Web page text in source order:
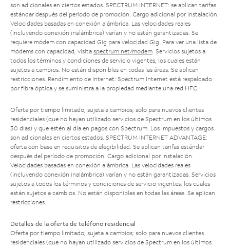
son adicionales en ciertos estados. SPECTRUM INTERNET: se aplican tarifas
estándar después del período de promoción. Cargo adicional por instalación.
Velocidades basadas en conexión alámbrica. Las velocidades reales
(incluyendo conexión inalámbrica) varían y no están garantizadas. Se
requiere módem con capacidad Gig para velocidad Gig. Para ver una lista de
módems con capacidad, visita spectrum.net/modem . Servicios sujetos a
todos los términos y condiciones de servicio vigentes, los cuales están
sujetos a cambios. No están disponibles en todas las áreas. Se aplican
restricciones. Rendimiento de Internet: Spectrum Internet está respaldado
por fibra óptica y se suministra a la propiedad mediante una red HFC.
Oferta por tiempo limitado; sujeta a cambios; solo para nuevos clientes
residenciales (que no hayan utilizado servicios de Spectrum en los últimos
30 días) y que estén al día en pagos con Spectrum. Los impuestos y cargos
son adicionales en ciertos estados. SPECTRUM INTERNET ADVANTAGE:
oferta con base en requisitos de elegibilidad. Se aplican tarifas estándar
después del período de promoción. Cargo adicional por instalación.
Velocidades basadas en conexión alámbrica. Las velocidades reales
(incluyendo conexión inalámbrica) varían y no están garantizadas. Servicios
sujetos a todos los términos y condiciones de servicio vigentes, los cuales
están sujetos a cambios. No están disponibles en todas las áreas. Se aplican
restricciones.
Detalles de la oferta de teléfono residencial
Oferta por tiempo limitado; sujeta a cambios; solo para nuevos clientes
residenciales (que no hayan utilizado servicios de Spectrum en los últimos